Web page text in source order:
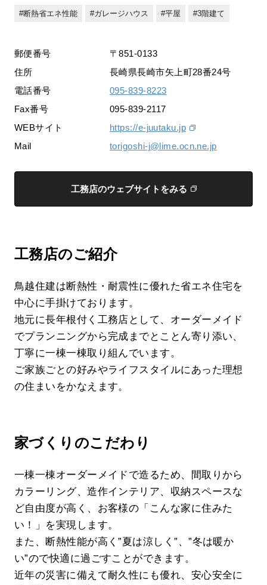
断熱省エネ性能 ガレージハウス 平屋 3階建て
郵便番号
〒851-0133
住所
長崎県長崎市矢上町28番24号
電話番号
095-839-8223
Fax番号
095-839-2117
WEBサイト
https://e-juutaku.jp
Mail
torigoshi-j@lime.ocn.ne.jp
工務店のウェブサイトをみる
工務店のご紹介
鳥越住建は断熱性・耐震性に優れた省エネ住宅を
中心に手掛けております。
地元に長年根付く工務店として、オーダーメイド
でプランニングから完成までとことん寄り添い、
丁寧に一棟一棟取り組んでいます。
ご家族ごとの好みやライフスタイルにあった理想
の住まいをかなえます。
家づくりのこだわり
一棟一棟オーダーメイドで造るため、間取りから
カラーリング、造作インテリア、収納スペースな
ど自由度が高く、お客様の「こんな家に住みた
い！」を実現します。
また、断熱性能が高く”夏は涼しく”、”冬は暖か
い”ので快適に過ごすことができます。
近年の災害に備えて耐久性にも優れ、安心安全に